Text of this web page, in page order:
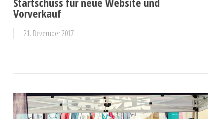
Vorverkauf
21. Dezember 2017